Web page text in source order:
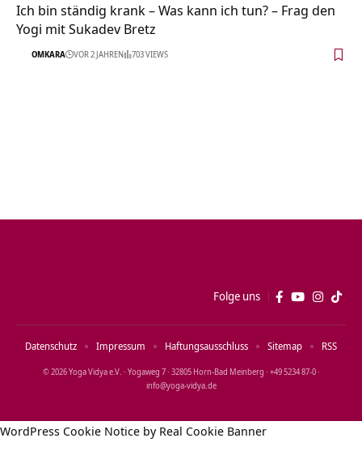
Ich bin ständig krank – Was kann ich tun? – Frag den
Yogi mit Sukadev Bretz
OMKARA VOR 2 JAHREN 703 VIEWS
Folge uns
© 2026 Yoga Vidya e.V. · Yogaweg 7 · 32805 Horn‑Bad Meinberg · +49 5234 87‑0 ·
info@yoga‑vidya.de
Datenschutz Impressum Haftungsausschluss Sitemap RSS
WordPress Cookie Notice by Real Cookie Banner